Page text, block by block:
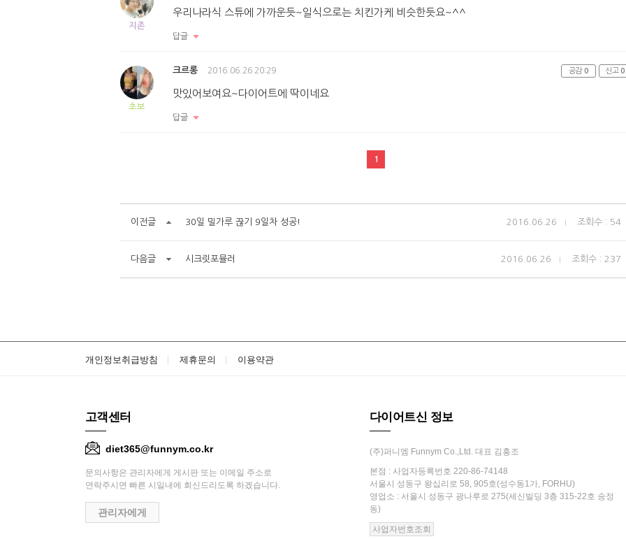
지존
우리나라식 스튜에 가까운듯~일식으로는 치킨가케 비슷한듯요~^^
답글
초보
크르롱 2016.06.26 20:29
맛있어보여요~다이어트에 딱이네요
답글
공감 0 신고 0
1
이전글 30일 밀가루 끊기 9일차 성공! 2016.06.26 조회수 : 54
다음글 시크릿포뮬러 2016.06.26 조회수 : 237
개인정보취급방침 제휴문의 이용약관
고객센터
diet365@funnym.co.kr
문의사항은 관리자에게 게시판 또는 이메일 주소로
연락주시면 빠른 시일내에 회신드리도록 하겠습니다.
관리자에게
다이어트신 정보
(주)퍼니엠 Funnym Co.,Ltd. 대표 김흥조
본점 : 사업자등록번호 220-86-74148
서울시 성동구 왕십리로 58, 905호(성수동1가, FORHU)
영업소 : 서울시 성동구 광나루로 275(세신빌딩 3층 315-22호 송정
동)
사업자번호조회